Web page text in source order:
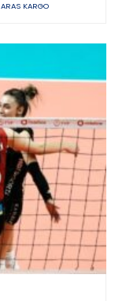
ARAS KARGO